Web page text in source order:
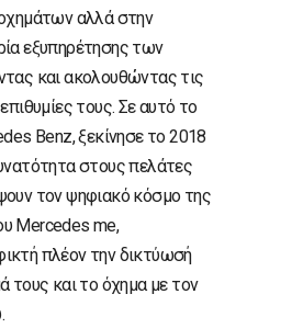
αλλά στην
εξυπηρέτησης των
και ακολουθώντας τις
τους. Σε αυτό το
Benz, ξεκίνησε το 2018
στους πελάτες
τον ψηφιακό κόσμο της
Mercedes me,
πλέον την δικτύωσή
τους και το όχημα με τον